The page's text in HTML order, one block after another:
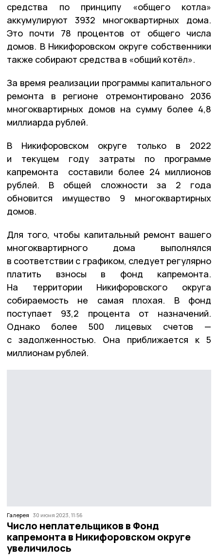
средства по принципу «общего котла»
аккумулируют 3932 многоквартирных дома.
Это почти 78 процентов от общего числа
домов. В Никифоровском округе собственники
также собирают средства в «общий котёл».
За время реализации программы капитального
ремонта в регионе отремонтировано 2036
многоквартирных домов на сумму более 4,8
миллиарда рублей.
В Никифоровском округе только в 2022
и текущем году затраты по программе
капремонта составили более 24 миллионов
рублей. В общей сложности за 2 года
обновится имущество 9 многоквартирных
домов.
Для того, чтобы капитальный ремонт вашего
многоквартирного дома выполнялся
в соответствии с графиком, следует регулярно
платить взносы в фонд капремонта.
На территории Никифоровского округа
собираемость не самая плохая. В фонд
поступает 93,2 процента от назначений.
Однако более 500 лицевых счетов —
с задолженностью. Она приближается к 5
миллионам рублей.
Галерея 30 июня 2023, 11:56
Число неплательщиков в Фонд
капремонта в Никифоровском округе
увеличилось